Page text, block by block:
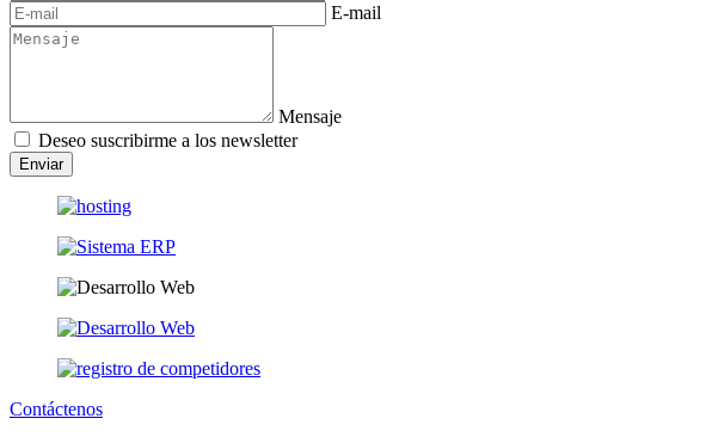
E-mail
Mensaje
Deseo suscribirme a los newsletter
Enviar
Contáctenos